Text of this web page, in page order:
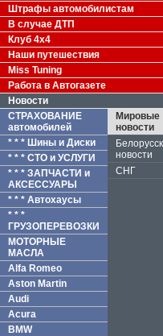
Штрафы автомобилистам
В случае ДТП
Клуб 4x4
Наши путешествия
Miss Tuning
Работа в Автогазете
Новости
СТРАХОВАНИЕ
автомобилей
* * * Шины и Диски
* * * СТО и УСЛУГИ
* * * ЗАПЧАСТИ и
АКСЕССУАРЫ
* * * Автохаусы
* * *
ГРУЗОПЕРЕВОЗКИ
МОТОРНЫЕ
МАСЛА
Alfa Romeo
Aston Martin
Audi
Acura
BMW
Мировые
новости
новости
СНГ